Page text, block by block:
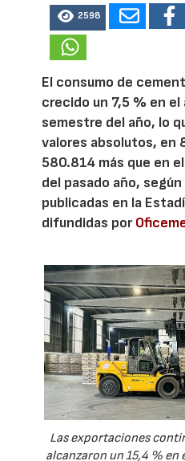
2598
El consumo de
crecido un 7,5 % en
semestre del año, lo
valores absolutos, en
580.814 más que en
del pasado año,
publicadas en la
difundidas por
Las exportaciones
alcanzaron un 15,4 % en